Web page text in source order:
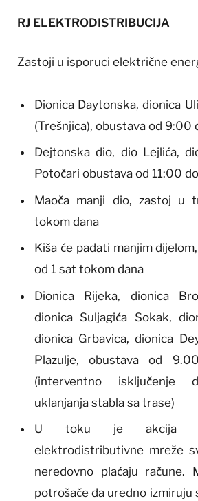
RJ ELEKTRODISTRIBUCIJA
Zastoji u isporuci električne
Dionica Daytonska, dionica
(Trešnjica), obustava od 9:00
Dejtonska dio, dio Lejlića,
Potočari obustava od 11:00
Maoča manji dio, zastoj u
tokom dana
Kiša će padati manjim
od 1 sat tokom dana
Dionica Rijeka, dionica
dionica Suljagića Sokak,
dionica Grbavica, dionica
Plazulje, obustava od
(interventno isključenje
uklanjanja stabla sa trase)
U toku je akcija
elektrodistributivne mreže
neredovno plaćaju račune.
potrošače da uredno izmiruju